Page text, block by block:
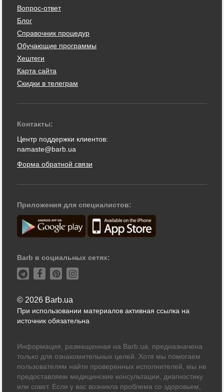
Вопрос-ответ
Блог
Справочник процедур
Обучающие программы
Хештеги
Карта сайта
Скидки в телеграм
Контакты:
Центр поддержки клиентов:
namaste@barb.ua
Форма обратной связи
Приложения для специалистов:
Barb в социальных сетях:
© 2026 Barb.ua
При использовании материалов активная ссылка на
источник обязательна
Информация, размещенная на Barb.ua, предназначена
только для ознакомительных целей. Хотя мы помогаем
пользователям найти проверенных исполнителей, мы не
предоставляем медицинские консультации, диагностику
или совет. Если у вас возникла проблема со здоровьем,